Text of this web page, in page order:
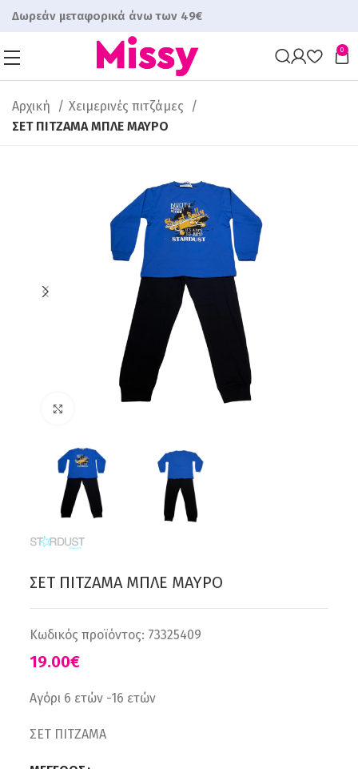
Δωρεάν μεταφορικά άνω των 49€
0
Αρχική
Χειμερινές πιτζάμες
ΣΕΤ ΠΙΤΖΑΜΑ ΜΠΛΕ ΜΑΥΡΟ
ΣΕΤ ΠΙΤΖΑΜΑ ΜΠΛΕ ΜΑΥΡΟ
Κωδικός προϊόντος: 73325409
€
Αγόρι 6 ετών -16 ετών
ΣΕΤ ΠΙΤΖΑΜΑ